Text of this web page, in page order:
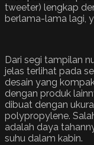
tweeter) lengkap
berlama-lama lagi,
Dari segi tampilan
jelas terlihat pada
desain yang
dengan produk
dibuat dengan
polypropylene.
adalah daya
suhu dalam kabin.